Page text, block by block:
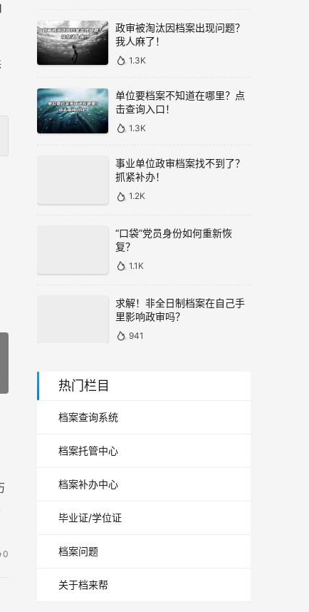
0
政审被淘汰因档案出现问题？
我人麻了！
1.3K
单位要档案不知道在哪里？点
击查询入口！
1.3K
事业单位政审档案找不到了？
抓紧补办！
1.2K
“口袋”党员身份如何重新恢
复？
1.1K
求解！非全日制档案在自己手
里影响政审吗？
941
热门栏目
档案查询系统
档案托管中心
档案补办中心
毕业证/学位证
档案问题
关于档来帮